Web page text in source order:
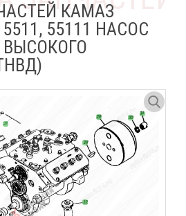
КАМАЗ
55111 НАСОС